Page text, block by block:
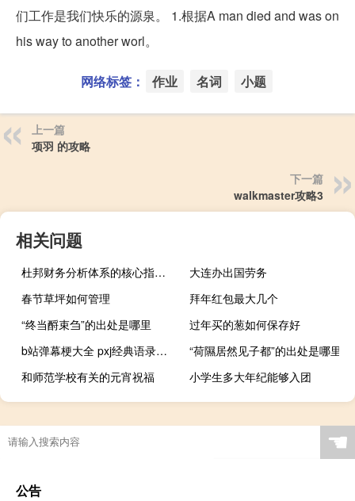
们工作是我们快乐的源泉。 1.根据A man died and was on
his way to another worl。
网络标签： 作业 名词 小题
上一篇
项羽 的攻略
下一篇
walkmaster攻略3
相关问题
杜邦财务分析体系的核心指标是（）。
大连办出国劳务
春节草坪如何管理
拜年红包最大几个
“终当酹束刍”的出处是哪里
过年买的葱如何保存好
b站弹幕梗大全 pxj经典语录什么梗
“荷隰居然见子都”的出处是哪里
和师范学校有关的元宵祝福
小学生多大年纪能够入团
☚
公告